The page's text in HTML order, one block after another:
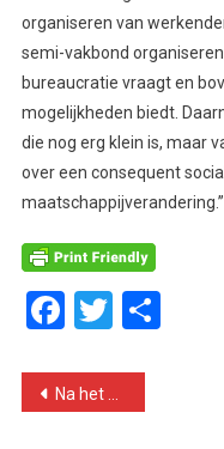
organiseren van
semi-vakbond
bureaucratie vraagt en
mogelijkheden biedt.
die nog erg klein is, maar
over een consequent
maatschappijverandering.”
Facebook
Twitter
Bericht
Na het verraad rond de Amazon-taks in Seattle